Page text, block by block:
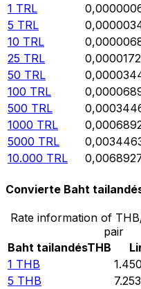
1 TRL
5 TRL
10 TRL
25 TRL
50 TRL
100 TRL
500 TRL
1000 TRL
5000 TRL
10.000 TRL
Convierte Baht
Rate information of
pair
Baht tailandésTHB
1 THB
5 THB